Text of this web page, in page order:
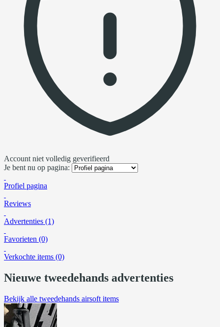
Account niet volledig geverifieerd
Je bent nu op pagina:
Profiel pagina
Reviews
Advertenties (1)
Favorieten (0)
Verkochte items (0)
Nieuwe tweedehands advertenties
Bekijk alle tweedehands airsoft items